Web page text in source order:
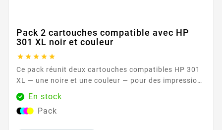
Pack 2 cartouches compatible avec HP
301 XL noir et couleur
    
Ce pack réunit deux cartouches compatibles HP 301
XL — une noire et une couleur — pour des impressions
sereines au quotidien. Conçues pour fonctionner
avec les imprimantes HP acceptant les références HP
301 / HP 301 XL , elles offrent une solution simple et
En stock
Pack